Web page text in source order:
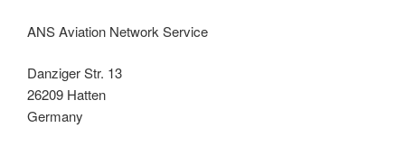
ANS Aviation Network Service
Danziger Str. 13
26209 Hatten
Germany